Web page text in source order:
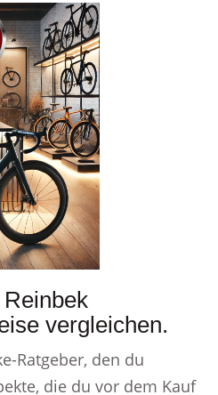
vergleichen.
Ratgeber, den du
die du vor dem Kauf